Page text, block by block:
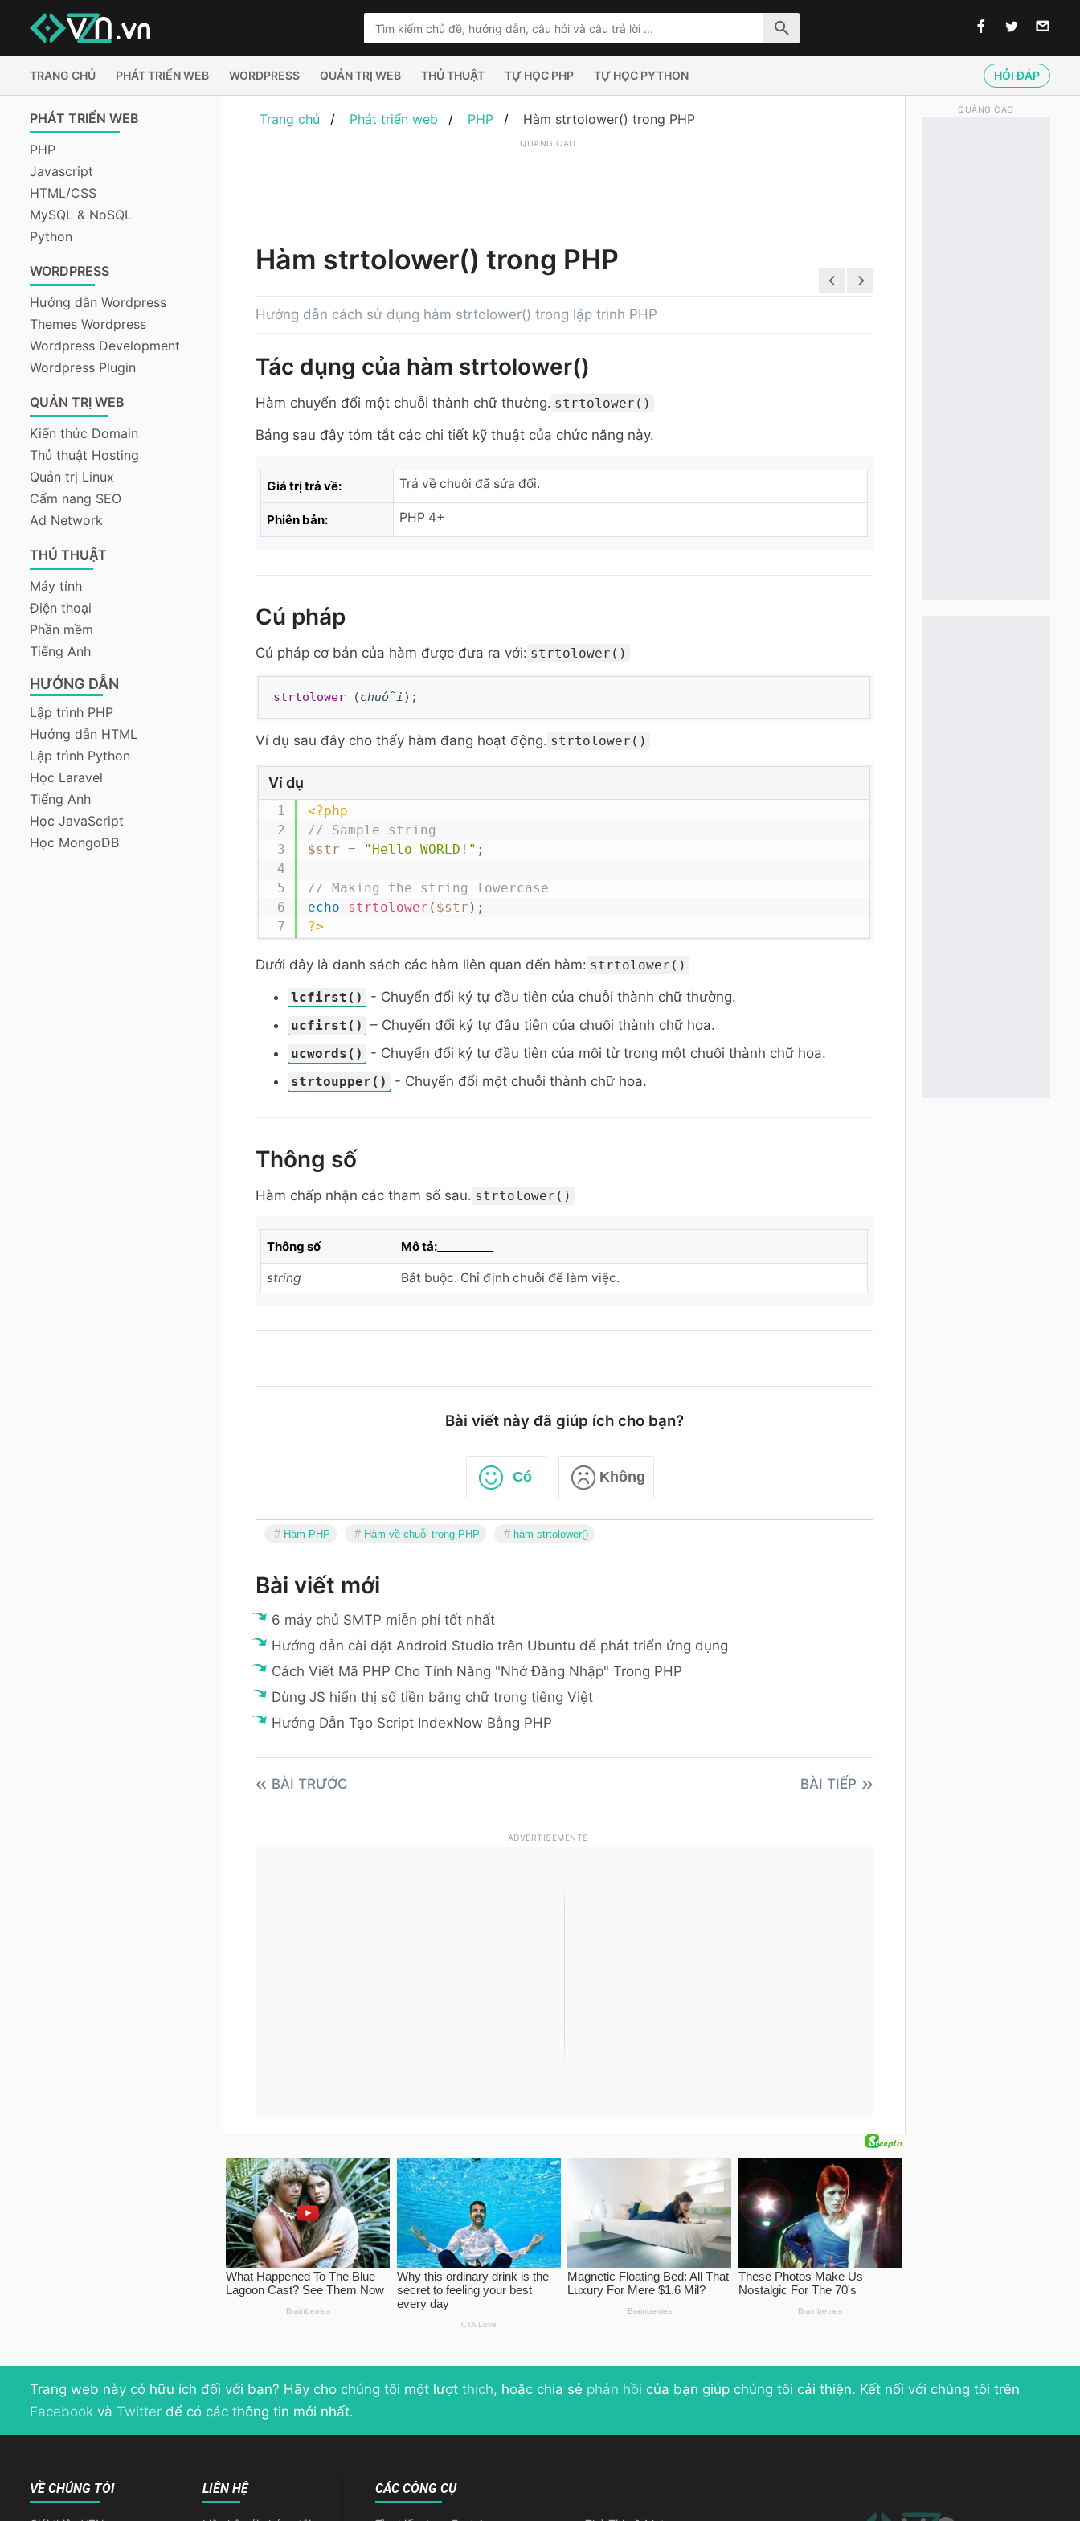
TRANG CHỦ PHÁT TRIỂN WEB WORDPRESS QUẢN TRỊ WEB THỦ THUẬT TỰ HỌC PHP TỰ HỌC PYTHON HỎI ĐÁP
PHÁT TRIỂN WEB
PHP
Javascript
HTML/CSS
MySQL & NoSQL
Python
WORDPRESS
Hướng dẫn Wordpress
Themes Wordpress
Wordpress Development
Wordpress Plugin
QUẢN TRỊ WEB
Kiến thức Domain
Thủ thuật Hosting
Quản trị Linux
Cẩm nang SEO
Ad Network
THỦ THUẬT
Máy tính
Điện thoại
Phần mềm
Tiếng Anh
HƯỚNG DẪN
Lập trình PHP
Hướng dẫn HTML
Lập trình Python
Học Laravel
Tiếng Anh
Học JavaScript
Học MongoDB
Trang chủ Phát triển web PHP Hàm strtolower() trong PHP
QUẢNG CÁO
Hàm strtolower() trong PHP
Hướng dẫn cách sử dụng hàm strtolower() trong lập trình PHP
Tác dụng của hàm strtolower()
Hàm chuyển đổi một chuỗi thành chữ thường. strtolower()
Bảng sau đây tóm tắt các chi tiết kỹ thuật của chức năng này.
Giá trị trả về: Trả về chuỗi đã sửa đổi.
Phiên bản: PHP 4+
Cú pháp
Cú pháp cơ bản của hàm được đưa ra với: strtolower()
strtolower (chuỗi);
Ví dụ sau đây cho thấy hàm đang hoạt động. strtolower()
Ví dụ
<?php
// Sample string
$str = "Hello WORLD!" ;
// Making the string lowercase
echo
strtolower ( $str ) ;
?>
Dưới đây là danh sách các hàm liên quan đến hàm: strtolower()
lcfirst() - Chuyển đổi ký tự đầu tiên của chuỗi thành chữ thường.
ucfirst() – Chuyển đổi ký tự đầu tiên của chuỗi thành chữ hoa.
ucwords() - Chuyển đổi ký tự đầu tiên của mỗi từ trong một chuỗi thành chữ hoa.
strtoupper() - Chuyển đổi một chuỗi thành chữ hoa.
Thông số
Hàm chấp nhận các tham số sau. strtolower()
Thông số Mô tả:__________
string Bắt buộc. Chỉ định chuỗi để làm việc.
Bài viết này đã giúp ích cho bạn?
Có Không
Hàm PHP Hàm về chuỗi trong PHP hàm strtolower()
Bài viết mới
6 máy chủ SMTP miễn phí tốt nhất
Hướng dẫn cài đặt Android Studio trên Ubuntu để phát triển ứng dụng
Cách Viết Mã PHP Cho Tính Năng "Nhớ Đăng Nhập" Trong PHP
Dùng JS hiển thị số tiền bằng chữ trong tiếng Việt
Hướng Dẫn Tạo Script IndexNow Bằng PHP
BÀI TRƯỚC BÀI TIẾP
ADVERTISEMENTS
QUẢNG CÁO
Trang web này có hữu ích đối với bạn? Hãy cho chúng tôi một lượt thích, hoặc chia sẻ phản hồi của bạn giúp chúng tôi cải thiện. Kết nối với chúng tôi trên
Facebook và Twitter để có các thông tin mới nhất.
VỀ CHÚNG TÔI LIÊN HỆ CÁC CÔNG CỤ